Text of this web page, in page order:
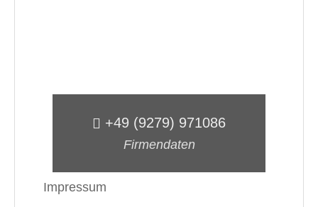
+49 (9279) 971086
Firmendaten
Impressum